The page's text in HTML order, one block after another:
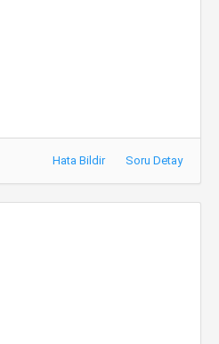
Hata Bildir Soru Detay